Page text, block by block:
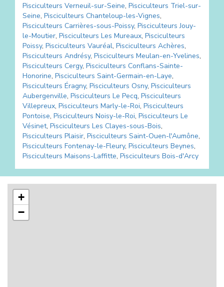
Pisciculteurs Verneuil-sur-Seine, Pisciculteurs Triel-sur-
Seine, Pisciculteurs Chanteloup-les-Vignes,
Pisciculteurs Carrières-sous-Poissy, Pisciculteurs Jouy-
le-Moutier, Pisciculteurs Les Mureaux, Pisciculteurs
Poissy, Pisciculteurs Vauréal, Pisciculteurs Achères,
Pisciculteurs Andrésy, Pisciculteurs Meulan-en-Yvelines,
Pisciculteurs Cergy, Pisciculteurs Conflans-Sainte-
Honorine, Pisciculteurs Saint-Germain-en-Laye,
Pisciculteurs Éragny, Pisciculteurs Osny, Pisciculteurs
Aubergenville, Pisciculteurs Le Pecq, Pisciculteurs
Villepreux, Pisciculteurs Marly-le-Roi, Pisciculteurs
Pontoise, Pisciculteurs Noisy-le-Roi, Pisciculteurs Le
Vésinet, Pisciculteurs Les Clayes-sous-Bois,
Pisciculteurs Plaisir, Pisciculteurs Saint-Ouen-l'Aumône,
Pisciculteurs Fontenay-le-Fleury, Pisciculteurs Beynes,
Pisciculteurs Maisons-Laffitte, Pisciculteurs Bois-d'Arcy
+
−